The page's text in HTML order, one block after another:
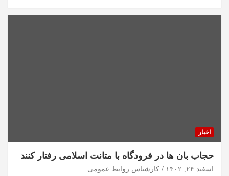
اخبار
حجاب بان‌ ها در فرودگاه با متانت اسلامی رفتار کنند
اسفند ۲۴, ۱۴۰۲ کارشناس روابط عمومی